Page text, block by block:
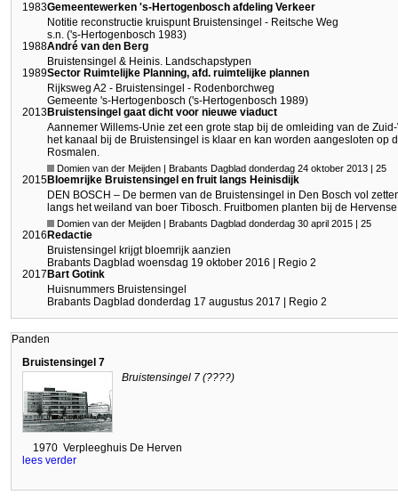
1983Gemeentewerken 's-Hertogenbosch afdeling Verkeer
Notitie reconstructie kruispunt Bruistensingel - Reitsche Weg
s.n. ('s-Hertogenbosch 1983)
1988André van den Berg
Bruistensingel & Heinis. Landschapstypen
1989Sector Ruimtelijke Planning, afd. ruimtelijke plannen
Rijksweg A2 - Bruistensingel - Rodenborchweg
Gemeente 's-Hertogenbosch ('s-Hertogenbosch 1989)
2013Bruistensingel gaat dicht voor nieuwe viaduct
Aannemer Willems-Unie zet een grote stap bij de omleiding van de
het kanaal bij de Bruistensingel is klaar en kan worden aangesloten op
Rosmalen.
Domien van der Meijden | Brabants Dagblad donderdag 24 oktober 2013 | 25
2015Bloemrijke Bruistensingel en fruit langs Heinisdijk
DEN BOSCH – De bermen van de Bruistensingel in Den Bosch vol
langs het weiland van boer Tibosch. Fruitbomen planten bij de
Domien van der Meijden | Brabants Dagblad donderdag 30 april 2015 | 25
2016 Redactie
Bruistensingel krijgt bloemrijk aanzien
Brabants Dagblad woensdag 19 oktober 2016 | Regio 2
2017 Bart Gotink
Huisnummers Bruistensingel
Brabants Dagblad donderdag 17 augustus 2017 | Regio 2
Panden
Bruistensingel 7
Bruistensingel 7 (????)
1970 Verpleeghuis De Herven
lees verder